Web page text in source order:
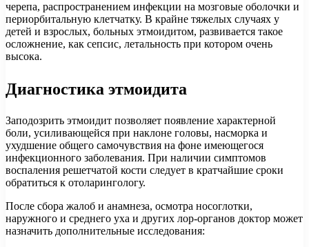
черепа, распространением инфекции на мозговые оболочки и
периорбитальную клетчатку. В крайне тяжелых случаях у
детей и взрослых, больных этмоидитом, развивается такое
осложнение, как сепсис, летальность при котором очень
высока.
Диагностика этмоидита
Заподозрить этмоидит позволяет появление характерной
боли, усиливающейся при наклоне головы, насморка и
ухудшение общего самочувствия на фоне имеющегося
инфекционного заболевания. При наличии симптомов
воспаления решетчатой кости следует в кратчайшие сроки
обратиться к отоларингологу.
После сбора жалоб и анамнеза, осмотра носоглотки,
наружного и среднего уха и других лор-органов доктор может
назначить дополнительные исследования: